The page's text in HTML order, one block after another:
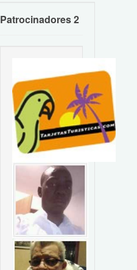
Patrocinadores 2